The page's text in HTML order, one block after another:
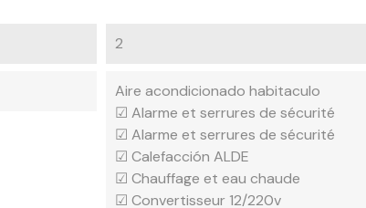
2
Aire acondicionado habitaculo
☑ Alarme et serrures de sécurité
☑ Alarme et serrures de sécurité
☑ Calefacción ALDE
☑ Chauffage et eau chaude
☑ Convertisseur 12/220v